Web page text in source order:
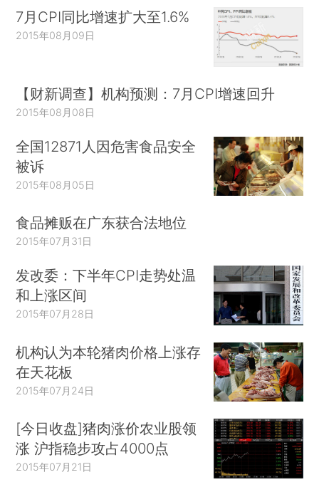
7月CPI同比增速扩大至1.6%
2015年08月09日
【财新调查】机构预测：7月CPI增速回升
2015年08月08日
全国12871人因危害食品安全
被诉
2015年08月05日
食品摊贩在广东获合法地位
2015年07月31日
发改委：下半年CPI走势处温
和上涨区间
2015年07月28日
机构认为本轮猪肉价格上涨存
在天花板
2015年07月24日
[今日收盘]猪肉涨价农业股领
涨 沪指稳步攻占4000点
2015年07月21日